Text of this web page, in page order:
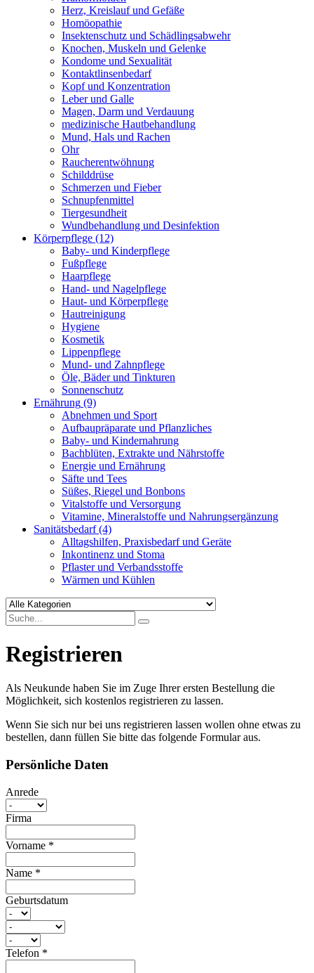
Herz, Kreislauf und Gefäße
Homöopathie
Insektenschutz und Schädlingsabwehr
Knochen, Muskeln und Gelenke
Kondome und Sexualität
Kontaktlinsenbedarf
Kopf und Konzentration
Leber und Galle
Magen, Darm und Verdauung
medizinische Hautbehandlung
Mund, Hals und Rachen
Ohr
Raucherentwöhnung
Schilddrüse
Schmerzen und Fieber
Schnupfenmittel
Tiergesundheit
Wundbehandlung und Desinfektion
Körperpflege (12)
Baby- und Kinderpflege
Fußpflege
Haarpflege
Hand- und Nagelpflege
Haut- und Körperpflege
Hautreinigung
Hygiene
Kosmetik
Lippenpflege
Mund- und Zahnpflege
Öle, Bäder und Tinkturen
Sonnenschutz
Ernährung (9)
Abnehmen und Sport
Aufbaupräparate und Pflanzliches
Baby- und Kindernahrung
Bachblüten, Extrakte und Nährstoffe
Energie und Ernährung
Säfte und Tees
Süßes, Riegel und Bonbons
Vitalstoffe und Versorgung
Vitamine, Mineralstoffe und Nahrungsergänzung
Sanitätsbedarf(4)
Alltagshilfen, Praxisbedarf und Geräte
Inkontinenz und Stoma
Pflaster und Verbandsstoffe
Wärmen und Kühlen
Registrieren
Als Neukunde haben Sie im Zuge Ihrer ersten Bestellung die
Möglichkeit, sich kostenlos registrieren zu lassen.
Wenn Sie sich nur bei uns registrieren lassen wollen ohne etwas zu
bestellen, dann füllen Sie bitte das folgende Formular aus.
Persönliche Daten
Anrede
Firma
Vorname *
Name *
Geburtsdatum
Telefon *